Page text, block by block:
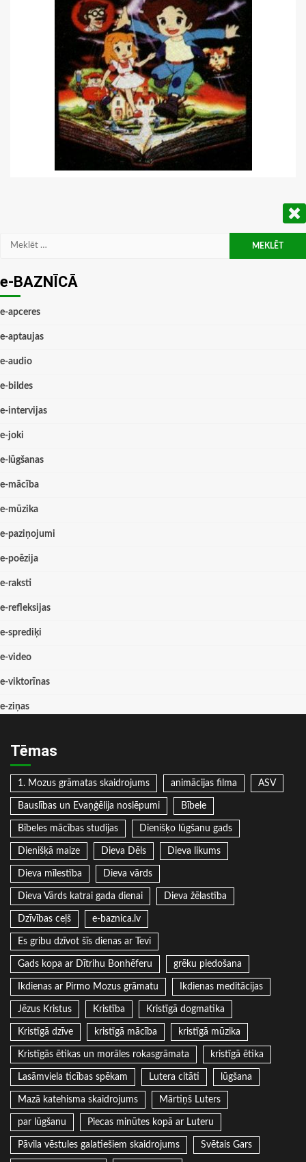
Meklēt:
e-BAZNĪCĀ
e-apceres
e-aptaujas
e-audio
e-bildes
e-intervijas
e-joki
e-lūgšanas
e-mācība
e-mūzika
e-paziņojumi
e-poēzija
e-raksti
e-refleksijas
e-sprediķi
e-video
e-viktorīnas
e-ziņas
Tēmas
1. Mozus grāmatas skaidrojums animācijas filma ASV
Bauslības un Evaņģēlija noslēpumi Bībele
Bībeles mācības studijas Dienišķo lūgšanu gads
Dienišķā maize Dieva Dēls Dieva likums
Dieva mīlestība Dieva vārds
Dieva Vārds katrai gada dienai Dieva žēlastība
Dzīvības ceļš e-baznica.lv
Es gribu dzīvot šīs dienas ar Tevi
Gads kopa ar Dītrihu Bonhēferu grēku piedošana
Ikdienas ar Pirmo Mozus grāmatu Ikdienas meditācijas
Jēzus Kristus Kristība Kristīgā dogmatika
Kristīgā dzīve kristīgā mācība kristīgā mūzika
Kristīgās ētikas un morāles rokasgrāmata kristīgā ētika
Lasāmviela ticības spēkam Lutera citāti lūgšana
Mazā katehisma skaidrojums Mārtiņš Luters
par lūgšanu Piecas minūtes kopā ar Luteru
Pāvila vēstules galatiešiem skaidrojums Svētais Gars